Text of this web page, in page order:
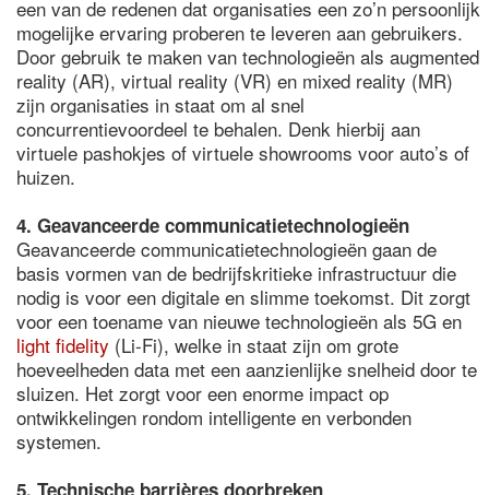
een van de redenen dat organisaties een zo’n persoonlijk
mogelijke ervaring proberen te leveren aan gebruikers.
Door gebruik te maken van technologieën als augmented
reality (AR), virtual reality (VR) en mixed reality (MR)
zijn organisaties in staat om al snel
concurrentievoordeel te behalen. Denk hierbij aan
virtuele pashokjes of virtuele showrooms voor auto’s of
huizen.
4. Geavanceerde communicatietechnologieën
Geavanceerde communicatietechnologieën gaan de
basis vormen van de bedrijfskritieke infrastructuur die
nodig is voor een digitale en slimme toekomst. Dit zorgt
voor een toename van nieuwe technologieën als 5G en
light fidelity (Li-Fi), welke in staat zijn om grote
hoeveelheden data met een aanzienlijke snelheid door te
sluizen. Het zorgt voor een enorme impact op
ontwikkelingen rondom intelligente en verbonden
systemen.
5. Technische barrières doorbreken